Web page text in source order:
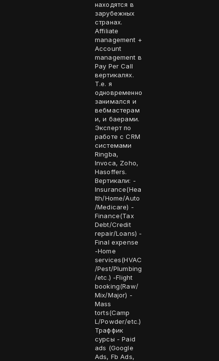
находятся в
зарубежных
странах.
Affiliate
management +
Account
management в
Pay Per Call
вертикалях.
Т.е. я
одновременно
занимался и
вебмастерам
и, и баерами.
Эксперт по
работе с CRM
системами
Ringba,
Invoca, Zoho,
Hasoffers.
Вертикали: -
Insurance(Hea
lth/Home/Auto
/Medicare) -
Finance(Tax
Debt/Credit
repair/Loans) -
Final expense
-Home
services(HVAC
/Pest/Plumbing
/etc.) -Flight
booking(Raw/
Mix/Major) -
Mass
torts(Camp
L/Powder/etc.)
Траффик
сурсы - Paid
ads (Google
Ads, Fb Ads,